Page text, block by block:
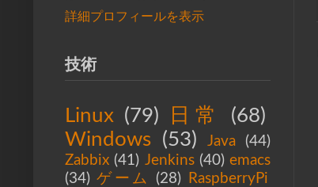
詳細プロフィールを表示
技術
Linux (79) 日常
(68)
Windows (53) Java
(44)
Zabbix (41) Jenkins (40) emacs
(34) ゲーム (28)
RaspberryPi